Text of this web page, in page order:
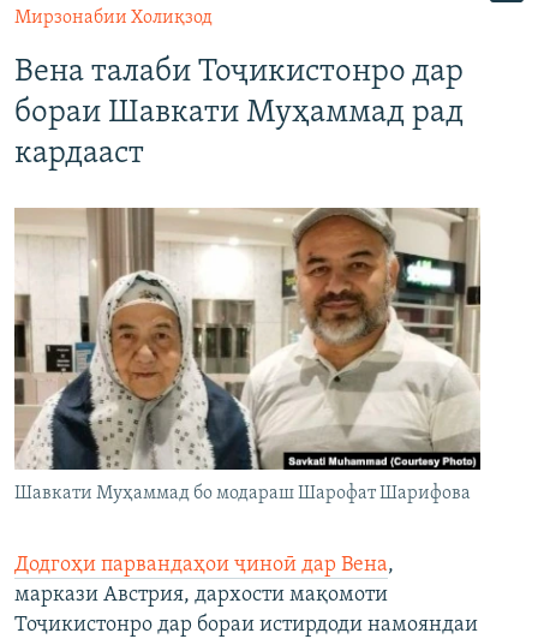
Мирзонабии Холиқзод
Вена талаби Тоҷикистонро дар
бораи Шавкати Муҳаммад рад
кардааст
Шавкати Муҳаммад бо модараш Шарофат Шарифова
Додгоҳи парвандаҳои ҷиноӣ дар Вена,
маркази Австрия, дархости мақомоти
Тоҷикистонро дар бораи истирдоди намояндаи